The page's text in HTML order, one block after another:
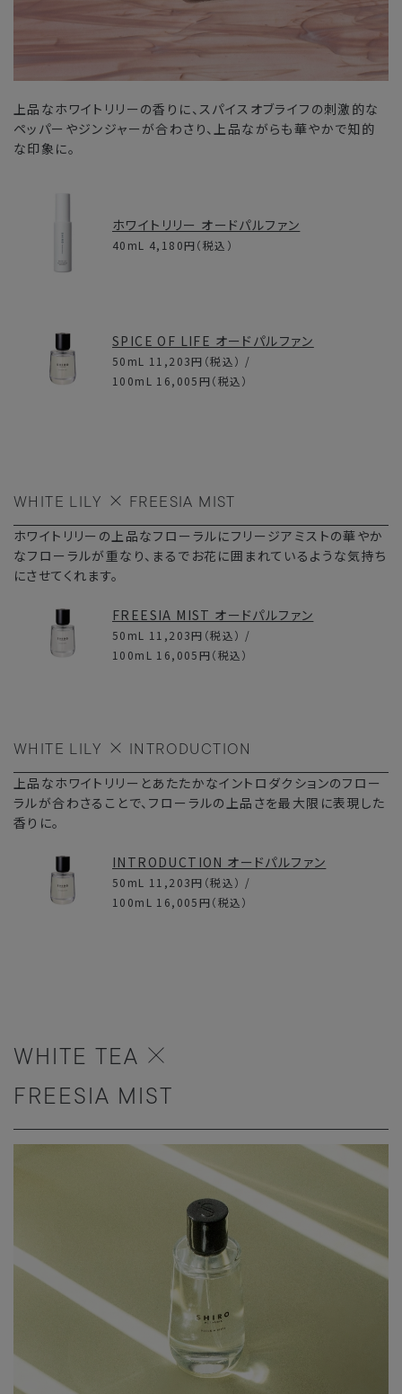
上品なホワイトリリーの香りに、スパイスオブライフの刺激的な
ペッパーやジンジャーが合わさり、上品ながらも華やかで知的
な印象に。
ホワイトリリー オードパルファン
40mL 4,180円（税込）
SPICE OF LIFE オードパルファン
50mL 11,203円 （税込） /
100mL 16,005円（税込）
WHITE LILY FREESIA MIST
ホワイトリリーの上品なフローラルにフリージアミストの華やか
なフローラルが重なり、まるでお花に囲まれているような気持ち
にさせてくれます。
FREESIA MIST オードパルファン
50mL 11,203円 （税込） /
100mL 16,005円（税込）
WHITE LILY INTRODUCTION
上品なホワイトリリーとあたたかなイントロダクションのフロー
ラルが合わさることで、フローラルの上品さを最大限に表現した
香りに。
INTRODUCTION オードパルファン
50mL 11,203円 （税込） /
100mL 16,005円（税込）
WHITE TEA
FREESIA MIST